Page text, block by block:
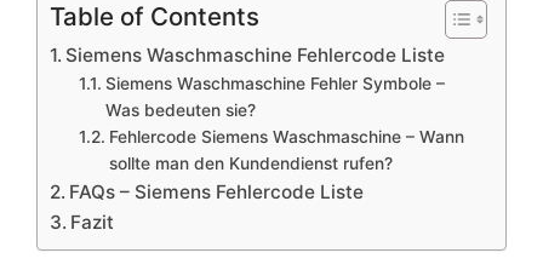
Table of Contents
Siemens Waschmaschine Fehlercode Liste
Siemens Waschmaschine Fehler Symbole –
Was bedeuten sie?
Fehlercode Siemens Waschmaschine – Wann
sollte man den Kundendienst rufen?
FAQs – Siemens Fehlercode Liste
Fazit